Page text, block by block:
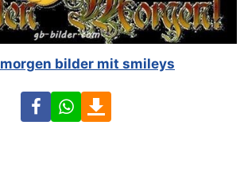
bilder mit smileys
FacebookWhatsApp